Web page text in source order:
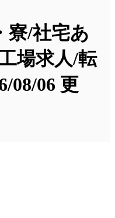
寮/社宅あ
場求人/転
08/06 更